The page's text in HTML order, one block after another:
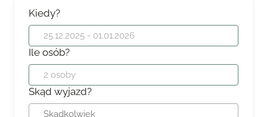
Kiedy?
Ile osób?
Skąd wyjazd?